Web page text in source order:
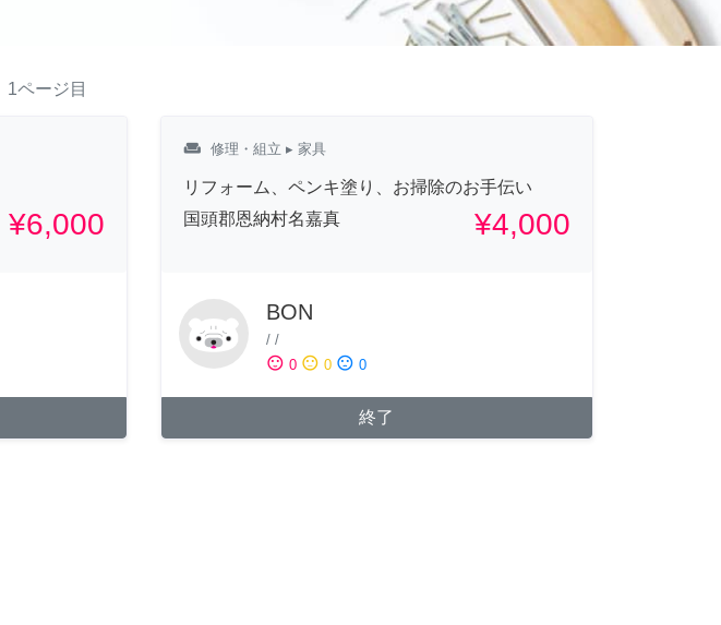
1ページ目
¥6,000
weekend 修理・組立 ▸ 家具
リフォーム、ペンキ塗り、お掃除のお手伝い
国頭郡恩納村名嘉真
¥4,000
BON
/ /
sentiment_satisfied 0 sentiment_neutral 0 sentiment_dissatisfied 0
終了